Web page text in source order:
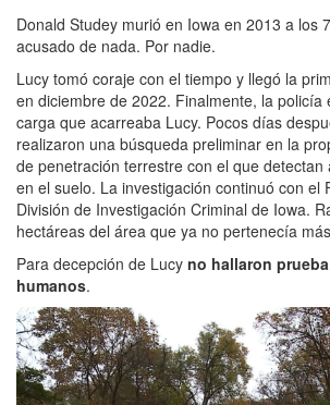
Donald Studey murió en Iowa en 2013 a los
acusado de nada. Por nadie.
Lucy tomó coraje con el tiempo y llegó la
en diciembre de 2022. Finalmente, la policía
carga que acarreaba Lucy. Pocos días
realizaron una búsqueda preliminar en la
de penetración terrestre con el que
en el suelo. La investigación continuó con el
División de Investigación Criminal de Iowa.
hectáreas del área que ya no pertenecía
Para decepción de Lucy no hallaron
humanos.